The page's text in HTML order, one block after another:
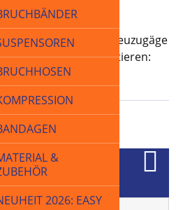
&
2026: EASY
und
wir Ihnen die Neuzugäge
Reihe präsentieren: